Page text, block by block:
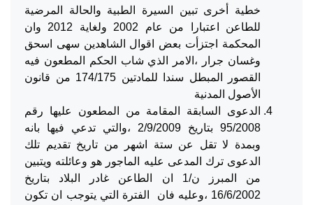
خطية أخرى تبين السيرة الطبية والحالة المرضية
للطاعن اعتبارا من عام 2002 ولغاية 2012 وان
المحكمة اجتزأت بعض اقوال الشاهدين سهى اسحق
وغسان جرار ،الامر الذي شاب الحكم المطعون فيه
القصور المبطل سندا للمادتين 174/175 من قانون
الأصول المدنية
الدعوى السابقة المقامة من المطعون عليها رقم
95/2008 بتاريخ 2/9/2009 ،والتي تدعي فيها بانه
وبمدة لا تقل عن ستة اشهر من تاريخ تقديم تلك
الدعوى ترك المدعى عليه الماجور هو وعائلته ويتبين
من المبرز ن/1 ان الطاعن غادر البلاد بتاريخ
16/6/2002 ،وعليه فان الفترة التي يتوجب ان تكون